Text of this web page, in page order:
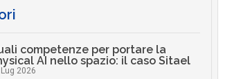
competenze per portare la
AI nello spazio: il caso Sitael
2026